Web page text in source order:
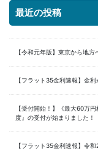
最近の投稿
【令和元年版】東京から地
【フラット35金利速報】金
【受付開始！】《最大60万
度』の受付が始まりました！
【フラット35金利速報】令